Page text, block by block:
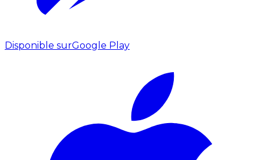
Disponible surGoogle Play